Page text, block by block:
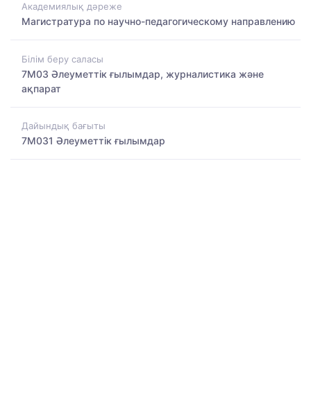
Академиялық дәреже
Магистратура по научно-педагогическому направлению
Білім беру саласы
7M03 Әлеуметтік ғылымдар, журналистика және
ақпарат
Дайындық бағыты
7M031 Әлеуметтік ғылымдар